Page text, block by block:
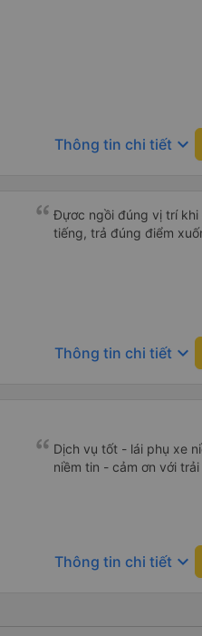
Thông tin chi tiết keyboard_arrow_down
Đựơc ngồi đúng vị trí khi
tiếng, trả đúng điểm
Thông tin chi tiết keyboard_arrow_down
Dịch vụ tốt - lái phụ xe
niềm tin - cảm ơn với
Thông tin chi tiết keyboard_arrow_down